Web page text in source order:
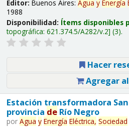
Editor: Buenos Aires: Agua y Energía
1988
Disponibilidad: Ítems disponibles
topográfica: 621.374.5/A282/v.2 (3).
Hacer
Agregar
Estación transformadora
provincia deRío Negro
por Agua y Energía Eléctrica, Sociedad